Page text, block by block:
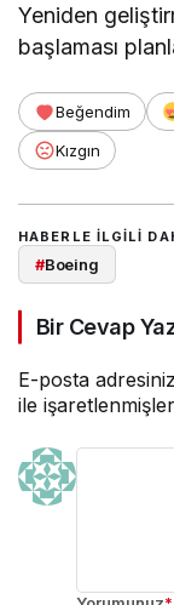
Yeniden
başlaması
Beğendim
Kızgın
HABERLE ILGILI
#Boeing
Bir Cevap
E-posta
ile